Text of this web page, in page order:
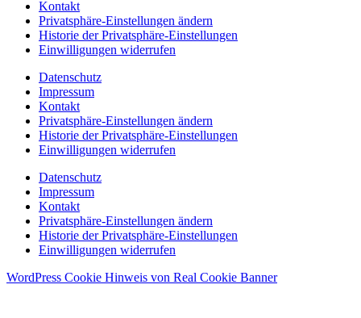
Kontakt
Privatsphäre-Einstellungen ändern
Historie der Privatsphäre-Einstellungen
Einwilligungen widerrufen
Datenschutz
Impressum
Kontakt
Privatsphäre-Einstellungen ändern
Historie der Privatsphäre-Einstellungen
Einwilligungen widerrufen
Datenschutz
Impressum
Kontakt
Privatsphäre-Einstellungen ändern
Historie der Privatsphäre-Einstellungen
Einwilligungen widerrufen
WordPress Cookie Hinweis von Real Cookie Banner